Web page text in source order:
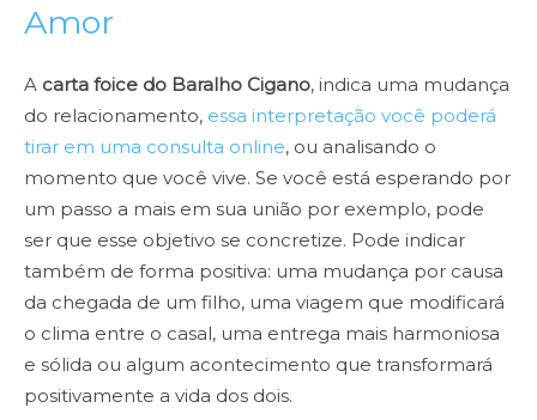
Amor
A carta foice do Baralho Cigano, indica uma mudança
do relacionamento, essa interpretação você poderá
tirar em uma consulta online, ou analisando o
momento que você vive. Se você está esperando por
um passo a mais em sua união por exemplo, pode
ser que esse objetivo se concretize. Pode indicar
também de forma positiva: uma mudança por causa
da chegada de um filho, uma viagem que modificará
o clima entre o casal, uma entrega mais harmoniosa
e sólida ou algum acontecimento que transformará
positivamente a vida dos dois.